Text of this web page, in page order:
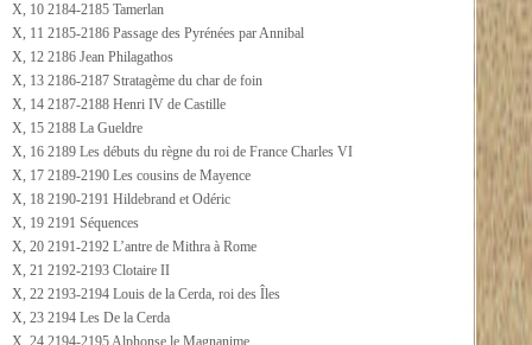
X, 10 2184-2185 Tamerlan
X, 11 2185-2186 Passage des Pyrénées par Annibal
X, 12 2186 Jean Philagathos
X, 13 2186-2187 Stratagème du char de foin
X, 14 2187-2188 Henri IV de Castille
X, 15 2188 La Gueldre
X, 16 2189 Les débuts du règne du roi de France Charles VI
X, 17 2189-2190 Les cousins de Mayence
X, 18 2190-2191 Hildebrand et Odéric
X, 19 2191 Séquences
X, 20 2191-2192 L’antre de Mithra à Rome
X, 21 2192-2193 Clotaire II
X, 22 2193-2194 Louis de la Cerda, roi des Îles
X, 23 2194 Les De la Cerda
X, 24 2194-2195 Alphonse le Magnanime